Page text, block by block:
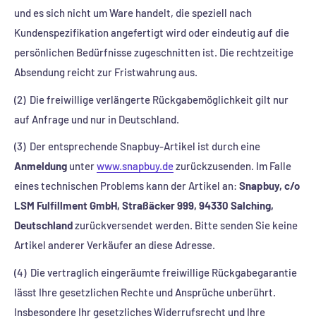
und es sich nicht um Ware handelt, die speziell nach
Kundenspezifikation angefertigt wird oder eindeutig auf die
persönlichen Bedürfnisse zugeschnitten ist. Die rechtzeitige
Absendung reicht zur Fristwahrung aus.
(2) Die freiwillige verlängerte Rückgabemöglichkeit gilt nur
auf Anfrage und nur in Deutschland.
(3) Der entsprechende Snapbuy-Artikel ist durch eine
Anmeldung unterwww.snapbuy.dezurückzusenden. Im Falle
eines technischen Problems kann der Artikel an: Snapbuy, c/o
LSM Fulfillment GmbH, Straßäcker 999, 94330 Salching,
Deutschlandzurückversendet werden. Bitte senden Sie keine
Artikel anderer Verkäufer an diese Adresse.
(4) Die vertraglich eingeräumte freiwillige Rückgabegarantie
lässt Ihre gesetzlichen Rechte und Ansprüche unberührt.
Insbesondere Ihr gesetzliches Widerrufsrecht und Ihre